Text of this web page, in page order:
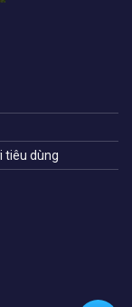
tiêu dùng